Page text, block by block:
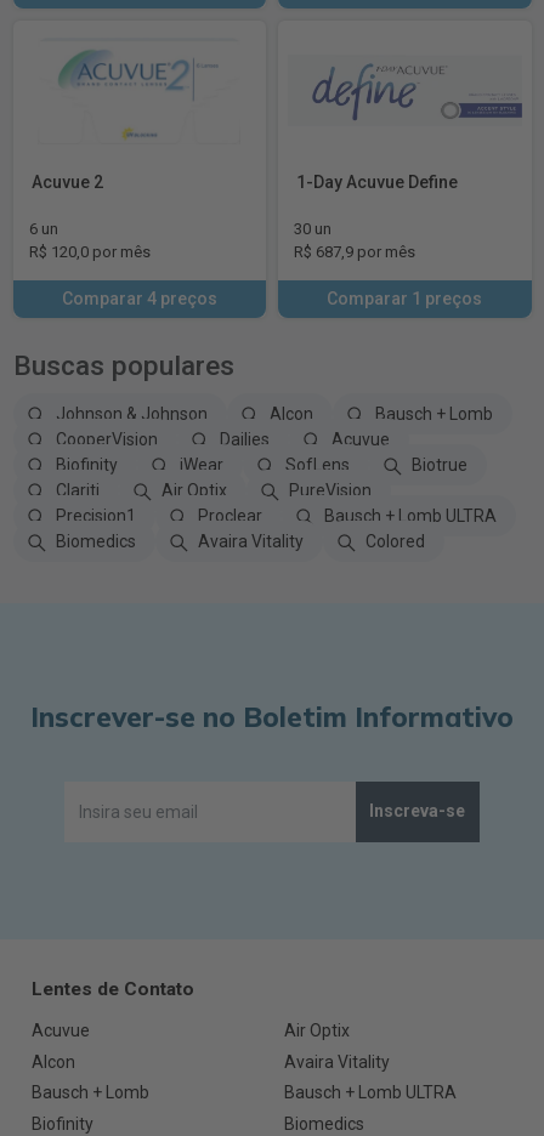
Acuvue 2
6 un
R$ 120,0 por mês
Comparar 4 preços
1-Day Acuvue Define
30 un
R$ 687,9 por mês
Comparar 1 preços
Buscas populares
Johnson & Johnson Alcon
Bausch + Lomb
CooperVision
Dailies
Acuvue
Biofinity
iWear SofLens
Biotrue
Clariti
Air Optix
PureVision
Precision1
Proclear
Bausch + Lomb ULTRA
Biomedics
Avaira Vitality Colored
Inscrever-se no Boletim Informativo
Inscreva-se
Lentes de Contato
Acuvue
Air Optix
Alcon
Avaira Vitality
Bausch + Lomb
Bausch + Lomb ULTRA
Biofinity
Biomedics